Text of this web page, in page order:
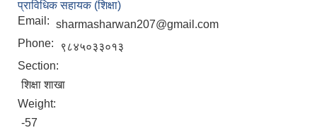
प्राविधिक सहायक (शिक्षा)
Email: sharmasharwan207@gmail.com
Phone:
९८४५०३३०१३
Section:
शिक्षा शाखा
Weight:
-57